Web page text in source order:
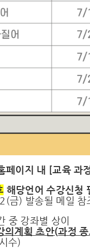
이지 내 [교육 과
해당언어 수강신청
금) 발송될 메일 참
강좌별 상이
의계획 초안(과정
수)